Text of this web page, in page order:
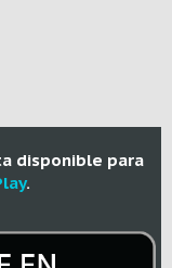
disponible para
.